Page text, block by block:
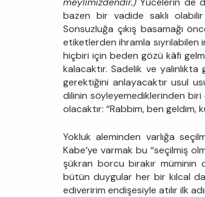
bazen bir vadide saklı
Sonsuzluğa çıkış basamağı
etiketlerden ihramla
hiçbiri için beden gözü kâfi
kalacaktır. Sadelik ve
gerektiğini anlayacaktır usul
dilinin söyleyemediklerinden biri
olacaktır: “Rabbim, ben geldim,
Yokluk aleminden varlığa
Kabe’ye varmak bu “seçilmiş
şükran borcu bırakır müminin
bütün duygular her bir kılcal
ediveririm endişesiyle atılır ilk